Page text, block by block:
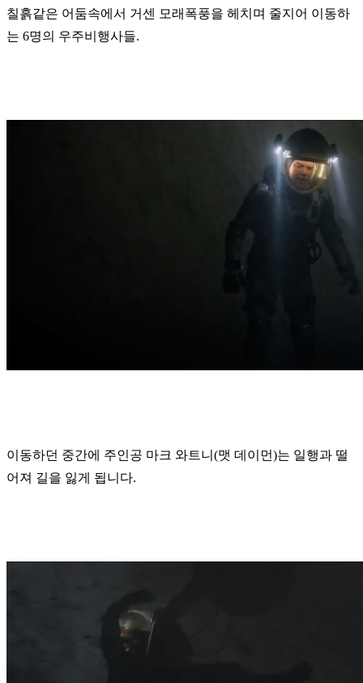
칠흙같은 어둠속에서 거센 모래폭풍을 헤치며 줄지어 이동하
는 6명의 우주비행사들.
이동하던 중간에 주인공 마크 와트니(맷 데이먼)는 일행과 떨
어져 길을 잃게 됩니다.